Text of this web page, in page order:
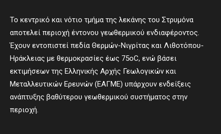
Το κεντρικό και νότιο τμήμα της λεκάνης του Στρυμόνα
αποτελεί περιοχή έντονου γεωθερμικού ενδιαφέροντος.
Έχουν εντοπιστεί πεδία Θερμών-Νιγρίτας και Λιθοτόπου-
Ηράκλειας με θερμοκρασίες έως 75οC, ενώ βάσει
εκτιμήσεων της Ελληνικής Αρχής Γεωλογικών και
Μεταλλευτικών Ερευνών (ΕΑΓΜΕ) υπάρχουν ενδείξεις
ανάπτυξης βαθύτερου γεωθερμικού συστήματος στην
περιοχή.